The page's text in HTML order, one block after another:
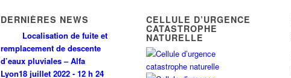
DERNIÈRES NEWS
Localisation de fuite et
remplacement de descente
d’eaux pluviales – Alfa
Lyon18 juillet 2022 - 12 h 24
CELLULE D’URGENCE
CATASTROPHE
NATURELLE